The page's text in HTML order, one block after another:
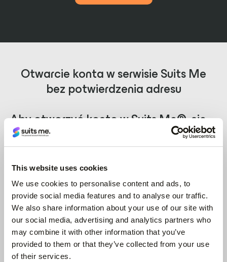
This website uses cookies
We use cookies to personalise content and ads, to
provide social media features and to analyse our traffic.
We also share information about your use of our site with
our social media, advertising and analytics partners who
may combine it with other information that you’ve
provided to them or that they’ve collected from your use
of their services.
Otwarcie konta w serwisie Suits Me
bez potwierdzenia adresu
Aby otworzyć konto w Suits Me®, nie
musisz przedstawiać rachunku za
media, zawiadomienia o podatku
lokalnym, wyciągu bankowego ani
umowy najmu.
Aby założyć konto w Suits Me i otrzymać
bezpłatną kartę debetową, wystarczy:
✅ Twój adres w Wielkiej Brytanii, na który należy